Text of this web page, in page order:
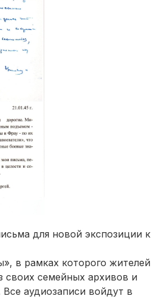
для новой экспозиции к
в рамках которого жителей
своих семейных архивов и
аудиозаписи войдут в